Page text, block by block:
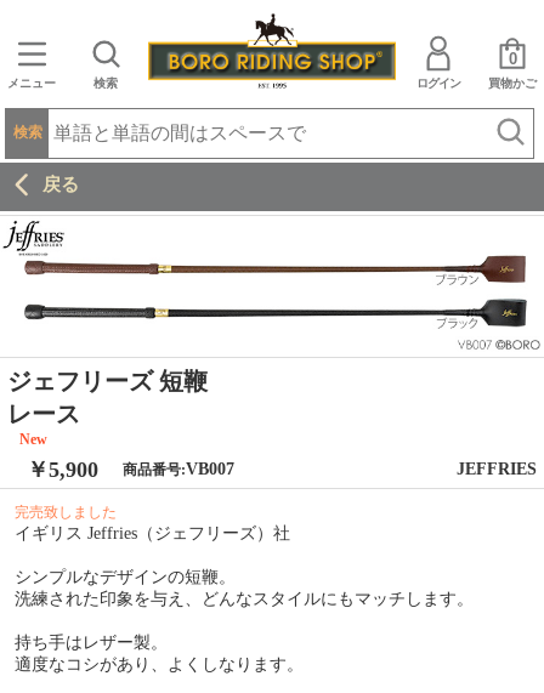
メニュー 検索 ログイン 買物かご
0
検索
戻る
ジェフリーズ 短鞭
レース
New
￥5,900 商品番号:VB007 JEFFRIES
完売致しました
イギリス Jeffries（ジェフリーズ）社
シンプルなデザインの短鞭。
洗練された印象を与え、どんなスタイルにもマッチします。
持ち手はレザー製。
適度なコシがあり、よくしなります。